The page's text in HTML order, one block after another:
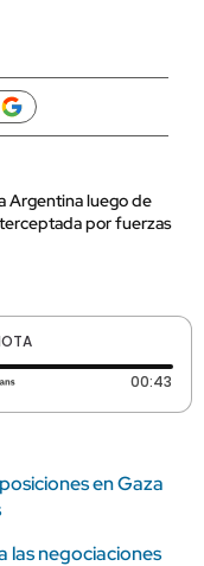
Argentina luego de
por fuerzas
00:43
en Gaza
las negociaciones